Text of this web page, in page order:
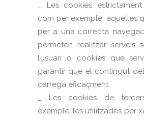
_ Les cookies estrictament
com per exemple, aquelles
per a una correcta
permeten realitzar serveis
l’usuari o cookies que
garantir que el contingut
carrega eficaçment.
_ Les cookies de
exemple, les utilitzades per